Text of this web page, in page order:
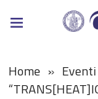
Home Eventi